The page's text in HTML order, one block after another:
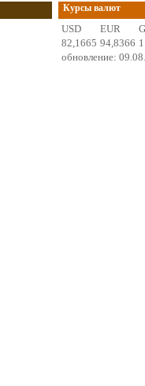
Курсы валют
USD EUR
82,1665 94,8366
обновление: